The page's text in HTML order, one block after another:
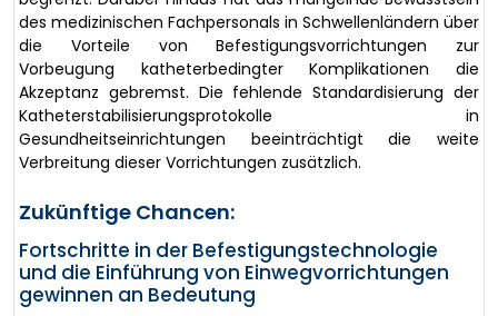
des medizinischen Fachpersonals in Schwellenländern über
die Vorteile von Befestigungsvorrichtungen zur
Vorbeugung katheterbedingter Komplikationen die
Akzeptanz gebremst. Die fehlende Standardisierung der
Katheterstabilisierungsprotokolle in
Gesundheitseinrichtungen beeinträchtigt die weite
Verbreitung dieser Vorrichtungen zusätzlich.
Zukünftige Chancen:
Fortschritte in der Befestigungstechnologie
und die Einführung von Einwegvorrichtungen
gewinnen an Bedeutung